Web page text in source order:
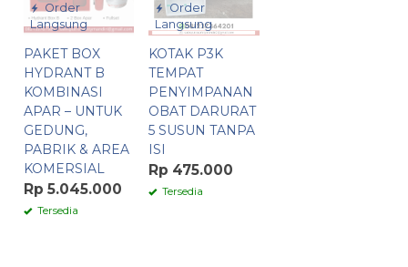
Order
Langsung
PAKET BOX
HYDRANT B
KOMBINASI
APAR – UNTUK
GEDUNG,
PABRIK & AREA
KOMERSIAL
Rp 5.045.000
Tersedia
Order
Langsung
KOTAK P3K
TEMPAT
PENYIMPANAN
OBAT DARURAT
5 SUSUN TANPA
ISI
Rp 475.000
Tersedia